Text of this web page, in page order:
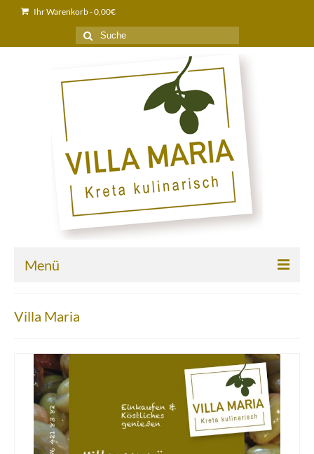
Ihr Warenkorb-0,00€
Suche
nach:
Menü
Partnerfirmen
Kreta
Zakros
Gergeri
Villa Maria